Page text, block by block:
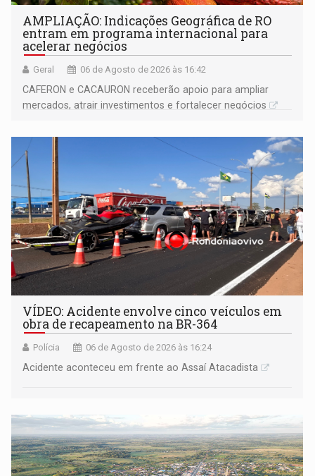
AMPLIAÇÃO: Indicações Geográfica de RO
entram em programa internacional para
acelerar negócios
Geral 06 de Agosto de 2026 às 16:42
CAFERON e CACAURON receberão apoio para ampliar
mercados, atrair investimentos e fortalecer negócios
VÍDEO: Acidente envolve cinco veículos em
obra de recapeamento na BR-364
Polícia 06 de Agosto de 2026 às 16:24
Acidente aconteceu em frente ao Assaí Atacadista